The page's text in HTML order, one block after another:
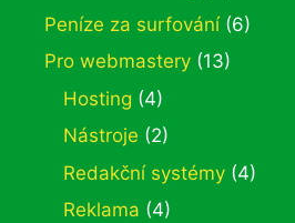
Peníze za surfování(6)
Pro webmastery (13)
Hosting (4)
Nástroje (2)
Redakční systémy (4)
Reklama (4)